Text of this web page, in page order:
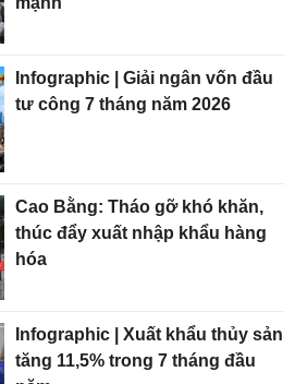
Infographic | Giải ngân vốn đầu
tư công 7 tháng năm 2026
Cao Bằng: Tháo gỡ khó khăn,
thúc đẩy xuất nhập khẩu hàng
hóa
Infographic | Xuất khẩu thủy sản
tăng 11,5% trong 7 tháng đầu